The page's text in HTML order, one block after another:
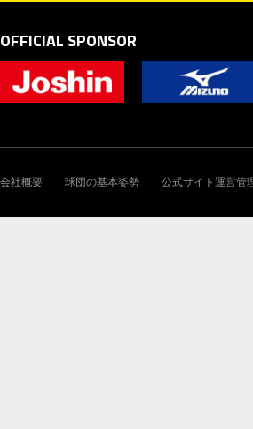
OFFICIAL SPONSOR
会社概要 球団の基本姿勢 公式サイト運営管